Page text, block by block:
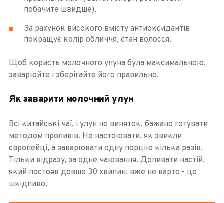
побачите швидше).
За рахунок високого вмісту антиоксидантів
покращує колір обличчя, стан волосся.
Щоб користь молочного улуна була максимальною,
заварюйте і зберігайте його правильно.
Як заварити молочний улун
Всі китайські чаї, і улун не виняток, бажано готувати
методом проливів. Не настоювати, як звикли
європейці, а заварювати одну порцію кілька разів.
Тільки відразу, за одне чаювання. Допивати настій,
який постояв довше 30 хвилин, вже не варто - це
шкідливо.